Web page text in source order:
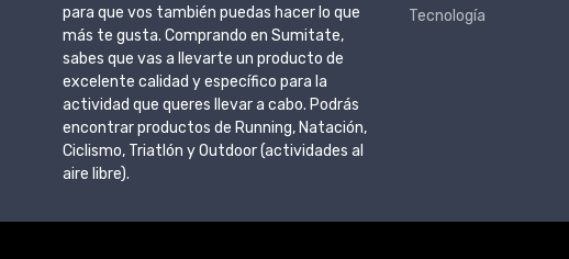
para que vos también puedas hacer lo que
más te gusta. Comprando en Sumitate,
sabes que vas a llevarte un producto de
excelente calidad y específico para la
actividad que queres llevar a cabo. Podrás
encontrar productos de Running, Natación,
Ciclismo, Triatlón y Outdoor (actividades al
aire libre).
Tecnología